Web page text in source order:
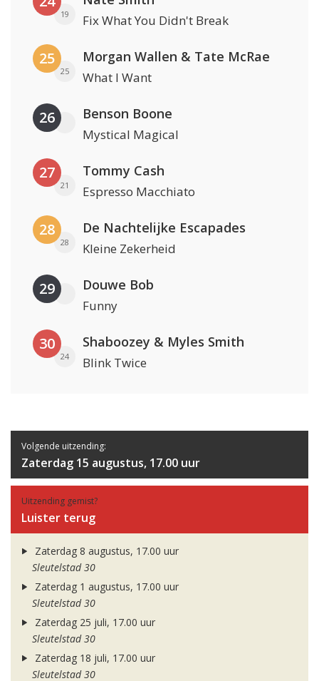
19 Fix What You Didn't Break
25
25
Morgan Wallen & Tate McRae
What I Want
26 Benson Boone
Mystical Magical
27
21
Tommy Cash
Espresso Macchiato
28
28
De Nachtelijke Escapades
Kleine Zekerheid
29 Douwe Bob
Funny
30
24
Shaboozey & Myles Smith
Blink Twice
Volgende uitzending:
Zaterdag 15 augustus, 17.00 uur
Uitzending gemist?
Luister terug
Zaterdag 8 augustus, 17.00 uur
Sleutelstad 30
Zaterdag 1 augustus, 17.00 uur
Sleutelstad 30
Zaterdag 25 juli, 17.00 uur
Sleutelstad 30
Zaterdag 18 juli, 17.00 uur
Sleutelstad 30